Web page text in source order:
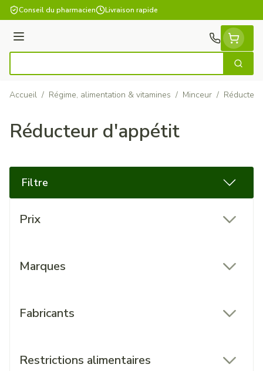
Aller au contenu
Conseil du pharmacien Livraison rapide
Menu
Accueil / Régime, alimentation & vitamines / Minceur /
Réducteur d'appétit
Filtre
Prix
Marques
Fabricants
Restrictions alimentaires